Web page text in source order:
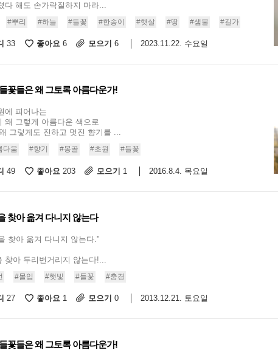
다 해도 손가락질하지 마라...
#뿌리 #하늘 #들꽃 #한송이 #햇살 #땅 #샘물 #길가
33 좋아요 6 모으기 6 2023.11.22. 수요일
꽃들은 왜 그토록 아름다운가!
에 피어나는
왜 그렇게 아름다운 색으로
그렇게도 진하고 멋진 향기를 ...
다움 #향기 #몽골 #초원 #들꽃
49 좋아요 203 모으기 1 2016.8.4. 목요일
찾아 옮겨 다니지 않는다
찾아 옮겨 다니지 않는다."
찾아 두리번거리지 않는다!...
#몰입 #햇빛 #들꽃 #충경
27 좋아요 1 모으기 0 2013.12.21. 토요일
꽃들은 왜 그토록 아름다운가!